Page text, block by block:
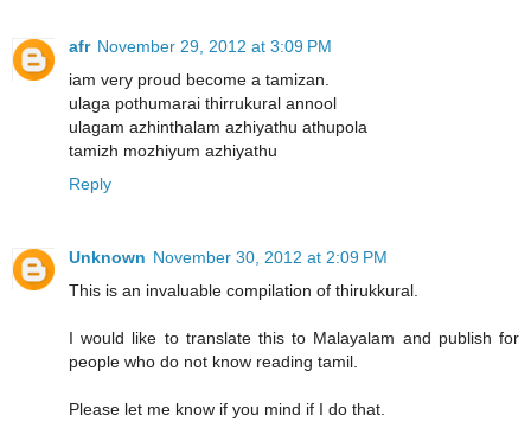
afr November 29, 2012 at 3:09 PM
iam very proud become a tamizan.
ulaga pothumarai thirrukural annool
ulagam azhinthalam azhiyathu athupola
tamizh mozhiyum azhiyathu
Reply
Unknown November 30, 2012 at 2:09 PM
This is an invaluable compilation of thirukkural.
I would like to translate this to Malayalam and publish for
people who do not know reading tamil.
Please let me know if you mind if I do that.